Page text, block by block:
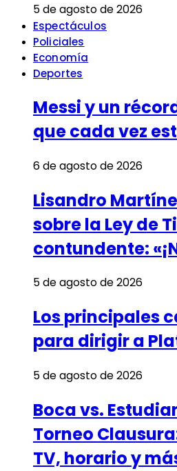
5 de agosto de 2026
Espectáculos
Policiales
Economía
Deportes
Messi y un
que cada vez
6 de agosto de 2026
Lisandro
sobre la Ley de
contundente:
5 de agosto de 2026
Los principales
para dirigir a
5 de agosto de 2026
Boca vs.
Torneo
TV, horario y